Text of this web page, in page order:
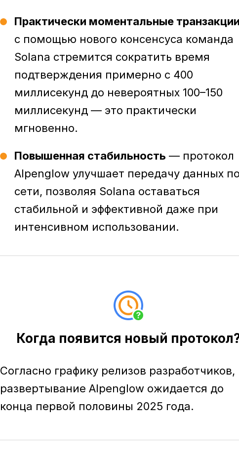
Практически моментальные
с помощью нового консенсуса команда
Solana стремится сократить время
подтверждения примерно с 400
миллисекунд до невероятных 100–150
миллисекунд — это практически
мгновенно.
Повышенная стабильность — протокол
Alpenglow улучшает передачу данных
сети, позволяя Solana оставаться
стабильной и эффективной даже при
интенсивном использовании.
Когда появится новый
Согласно графику релизов разработчиков,
развертывание Alpenglow ожидается до
конца первой половины 2025 года.